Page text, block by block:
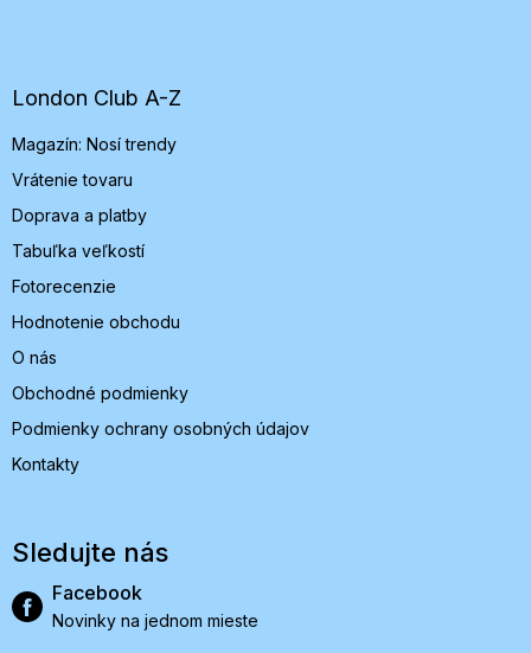
e
London Club A-Z
Magazín: Nosí trendy
Vrátenie tovaru
Doprava a platby
Tabuľka veľkostí
Fotorecenzie
Hodnotenie obchodu
O nás
Obchodné podmienky
Podmienky ochrany osobných údajov
Kontakty
Sledujte nás
Facebook
Novinky na jednom mieste